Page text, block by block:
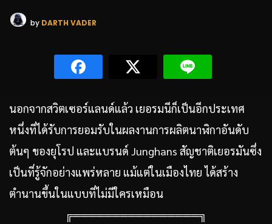
by DARTH VADER
นอกจากสวิตเซอร์แลนด์แล้ว เยอรมนีก็เป็นอีกประเทศ
หนึ่งที่ได้รับการยอมรับในผลงานการผลิตนาฬิกาอันดับ
ต้นๆ ของยุโรป และแบรนด์ Junghans สัญชาติเยอรมันซึ่ง
เป็นที่รู้จักอย่างแพร่หลาย แม้แต่ในเมืองไทย ได้สร้าง
ตำนานขึ้นในแบบที่ไม่มีใครเหมือน
╔════════════════╗